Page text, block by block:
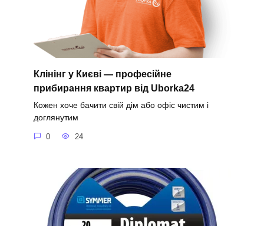
Клінінг у Києві — професійне
прибирання квартир від Uborka24
Кожен хоче бачити свій дім або офіс чистим і
доглянутим
0 24